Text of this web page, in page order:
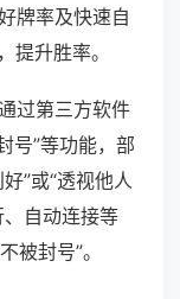
牌率及快速自
提升胜率。
过第三方软件
号”等功能，部
”或“透视他人
自动连接等
被封号”。